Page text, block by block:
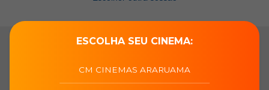
ESCOLHA SEU CINEMA:
CM CINEMAS ARARUAMA